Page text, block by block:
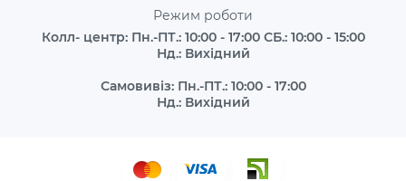
Режим роботи
Колл- центр: Пн.-ПТ.: 10:00 - 17:00 СБ.: 10:00 - 15:00
Нд.: Вихідний
Самовивіз: Пн.-ПТ.: 10:00 - 17:00
Нд.: Вихідний